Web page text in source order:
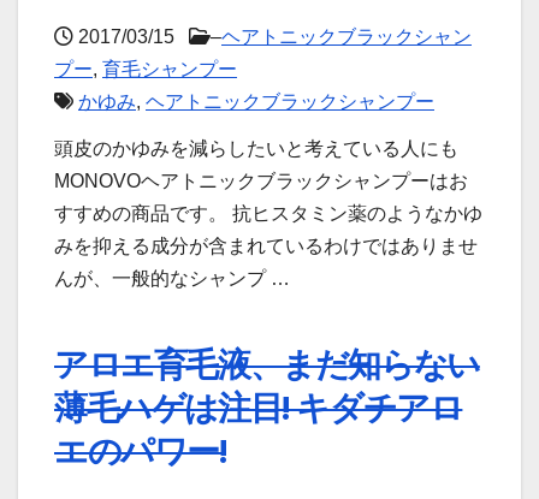
2017/03/15 –ヘアトニックブラックシャン
プー, 育毛シャンプー
かゆみ, ヘアトニックブラックシャンプー
頭皮のかゆみを減らしたいと考えている人にも
MONOVOヘアトニックブラックシャンプーはお
すすめの商品です。 抗ヒスタミン薬のようなかゆ
みを抑える成分が含まれているわけではありませ
んが、一般的なシャンプ …
アロエ育毛液、まだ知らない
薄毛ハゲは注目! キダチアロ
エのパワー!